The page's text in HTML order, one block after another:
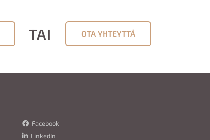
TAI OTA YHTEYTTÄ
Facebook
LinkedIn